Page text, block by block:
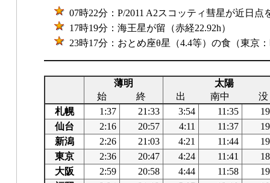
07時22分：P/2011 A2スコッティ彗星が近日点
17時19分：海王星が留（赤経22.92h）
23時17分：おとめ座θ星（4.4等）の食（東京
薄明
太陽
始
終 出 南中
没
札幌
1:37 21:33 3:54 11:35
仙台
2:16 20:57 4:11 11:37
新潟
2:26 21:03 4:21 11:44
東京
2:36 20:47 4:24 11:41
大阪
2:59 20:58 4:44 11:58